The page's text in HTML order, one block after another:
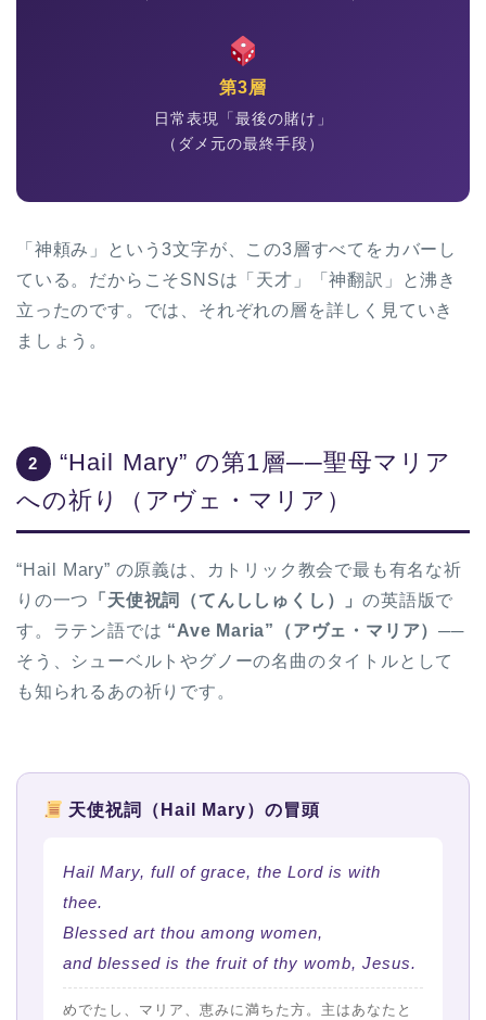
第3層
日常表現「最後の賭け」
（ダメ元の最終手段）
「神頼み」という3文字が、この3層すべてをカバーし
ている。だからこそSNSは「天才」「神翻訳」と沸き
立ったのです。では、それぞれの層を詳しく見ていき
ましょう。
2
“Hail Mary” の第1層──聖母マリア
への祈り（アヴェ・マリア）
“Hail Mary” の原義は、カトリック教会で最も有名な祈
りの一つ
「天使祝詞（てんししゅくし）」の英語版で
す。ラテン語では “Ave Maria”（アヴェ・マリア）──
そう、シューベルトやグノーの名曲のタイトルとして
も知られるあの祈りです。
天使祝詞（Hail Mary）の冒頭
Hail Mary, full of grace, the Lord is with
thee.
Blessed art thou among women,
and blessed is the fruit of thy womb, Jesus.
めでたし、マリア、恵みに満ちた方。主はあなたと